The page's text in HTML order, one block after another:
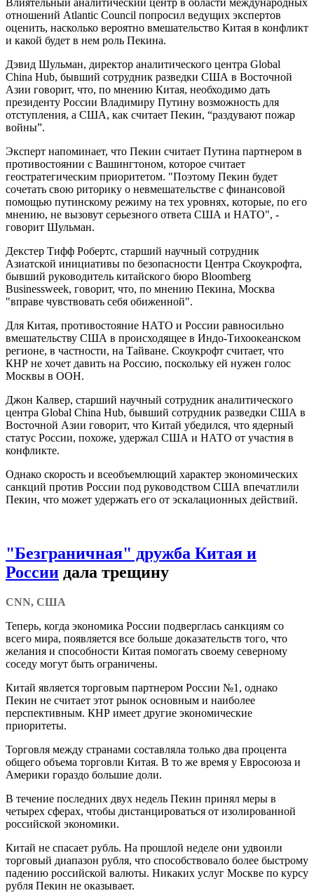
Влиятельный аналитический центр в области международных
отношений Atlantic Council попросил ведущих экспертов
оценить, насколько вероятно вмешательство Китая в конфликт
и какой будет в нем роль Пекина.
Дэвид Шульман, директор аналитического центра Global
China Hub, бывший сотрудник разведки США в Восточной
Азии говорит, что, по мнению Китая, необходимо дать
президенту России Владимиру Путину возможность для
отступления, а США, как считает Пекин, “раздувают пожар
войны”.
Эксперт напоминает, что Пекин считает Путина партнером в
противостоянии с Вашингтоном, которое считает
геостратегическим приоритетом. "Поэтому Пекин будет
сочетать свою риторику о невмешательстве с финансовой
помощью путинскому режиму на тех уровнях, которые, по его
мнению, не вызовут серьезного ответа США и НАТО", -
говорит Шульман.
Декстер Тифф Робертс, старший научный сотрудник
Азиатской инициативы по безопасности Центра Скоукрофта,
бывший руководитель китайского бюро Bloomberg
Businessweek, говорит, что, по мнению Пекина, Москва
"вправе чувствовать себя обиженной".
Для Китая, противостояние НАТО и России равносильно
вмешательству США в происходящее в Индо-Тихоокеанском
регионе, в частности, на Тайване. Скоукрофт считает, что
КНР не хочет давить на Россию, поскольку ей нужен голос
Москвы в ООН.
Джон Калвер, старший научный сотрудник аналитического
центра Global China Hub, бывший сотрудник разведки США в
Восточной Азии говорит, что Китай убедился, что ядерный
статус России, похоже, удержал США и НАТО от участия в
конфликте.
Однако скорость и всеобъемлющий характер экономических
санкций против России под руководством США впечатлили
Пекин, что может удержать его от эскалационных действий.
"Безграничная" дружба Китая и
России дала трещину
CNN, США
Теперь, когда экономика России подверглась санкциям со
всего мира, появляется все больше доказательств того, что
желания и способности Китая помогать своему северному
соседу могут быть ограничены.
Китай является торговым партнером России №1, однако
Пекин не считает этот рынок основным и наиболее
перспективным. КНР имеет другие экономические
приоритеты.
Торговля между странами составляла только два процента
общего объема торговли Китая. В то же время у Евросоюза и
Америки гораздо большие доли.
В течение последних двух недель Пекин принял меры в
четырех сферах, чтобы дистанцироваться от изолированной
российской экономики.
Китай не спасает рубль. На прошлой неделе они удвоили
торговый диапазон рубля, что способствовало более быстрому
падению российской валюты. Никаких услуг Москве по курсу
рубля Пекин не оказывает.